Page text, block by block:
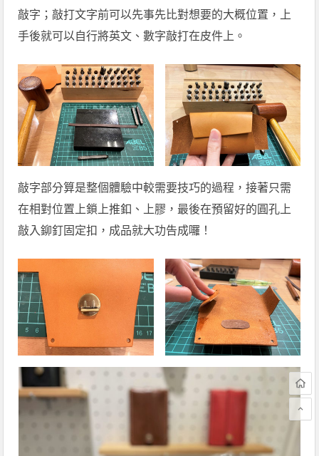
敲字；敲打文字前可以先事先比對想要的大概位置，上
手後就可以自行將英文、數字敲打在皮件上。
敲字部分算是整個體驗中較需要技巧的過程，接著只需
在相對位置上鎖上推釦、上膠，最後在預留好的圓孔上
敲入鉚釘固定扣，成品就大功告成囉！